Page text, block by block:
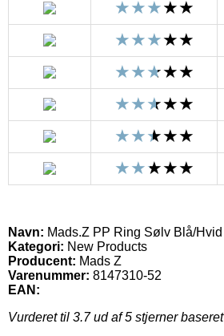
Navn: Mads.Z PP Ring Sølv Blå/Hvid
Kategori: New Products
Producent: Mads Z
Varenummer: 8147310-52
EAN:
Vurderet til 3.7ud af 5 stjerner